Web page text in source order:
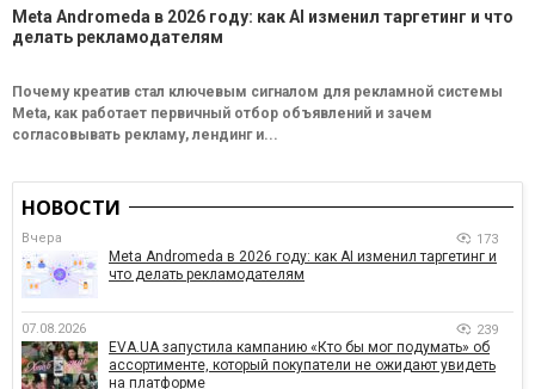
Meta Andromeda в 2026 году: как AI изменил таргетинг и что
делать рекламодателям
Почему креатив стал ключевым сигналом для рекламной системы
Meta, как работает первичный отбор объявлений и зачем
согласовывать рекламу, лендинг и...
НОВОСТИ
Вчера 173
Meta Andromeda в 2026 году: как AI изменил таргетинг и
что делать рекламодателям
07.08.2026 239
EVA.UA запустила кампанию «Кто бы мог подумать» об
ассортименте, который покупатели не ожидают увидеть
на платформе